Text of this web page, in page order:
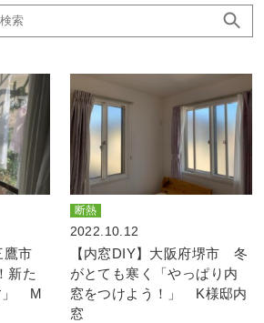
鷹市
新た
」 M
断熱
2022.10.12
【内窓DIY】大阪府堺市 冬
がとても寒く「やっぱり内
窓をつけよう！」 K様邸内
窓